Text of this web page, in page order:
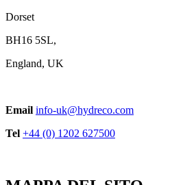
Dorset
BH16 5SL,
England, UK
Email info-uk@hydreco.com
Tel +44 (0) 1202 627500